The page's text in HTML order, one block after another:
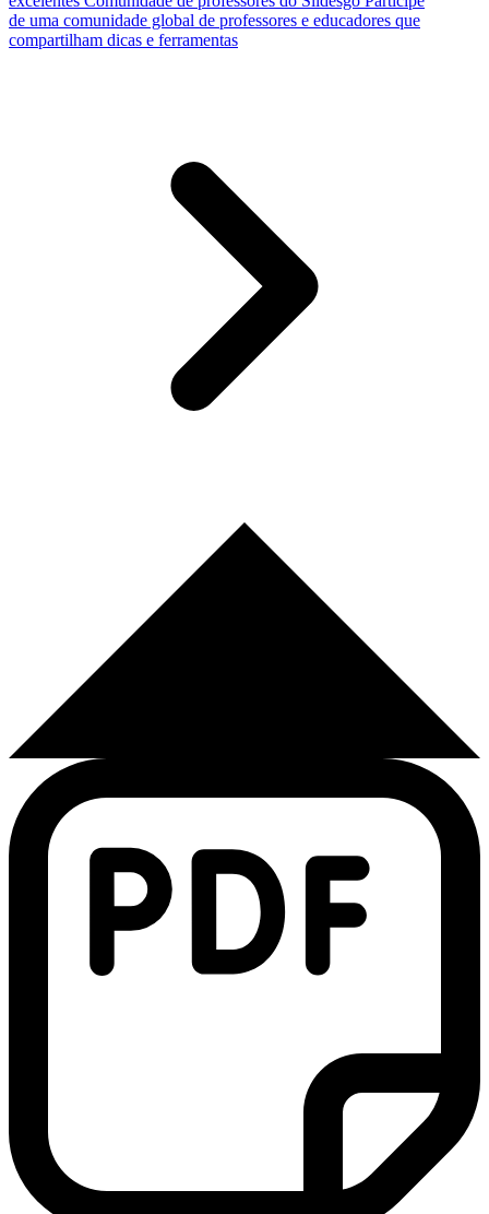
de uma comunidade global de professores e educadores que
compartilham dicas e ferramentas